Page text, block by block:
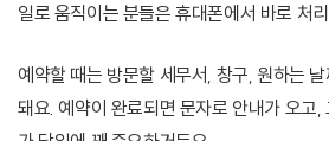
일로 움직이는 분들은 휴대폰에서 바로 처
예약할 때는 방문할 세무서, 창구, 원하는
돼요. 예약이 완료되면 문자로 안내가 오고,